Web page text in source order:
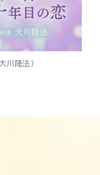
川隆法）